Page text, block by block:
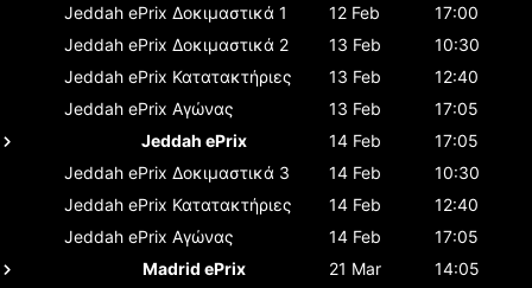
Jeddah ePrix Δοκιμαστικά 1 12 Feb
17:00
Jeddah ePrix Δοκιμαστικά 2 13 Feb
10:30
Jeddah ePrix Κατατακτήριες 13 Feb
12:40
Jeddah ePrix Αγώνας 13 Feb
17:05
Jeddah ePrix
14 Feb
17:05
Jeddah ePrix Δοκιμαστικά 3 14 Feb
10:30
Jeddah ePrix Κατατακτήριες 14 Feb
12:40
Jeddah ePrix Αγώνας 14 Feb
17:05
Madrid ePrix
21 Mar
14:05